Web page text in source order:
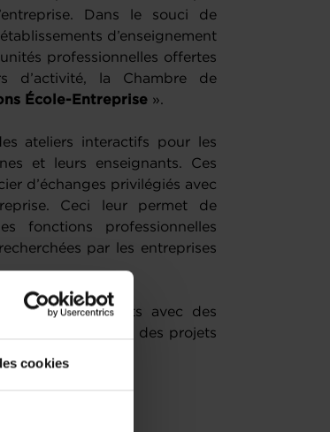
cookies
Dans le souci de
d’enseignement
professionnelles offertes
d’activité, la Chambre de
École-Entreprise ».
ateliers interactifs pour les
et leurs enseignants. Ces
d’échanges privilégiés avec
Ceci leur permet de
fonctions professionnelles
par les entreprises
des partenariats avec des
créer ensemble des projets